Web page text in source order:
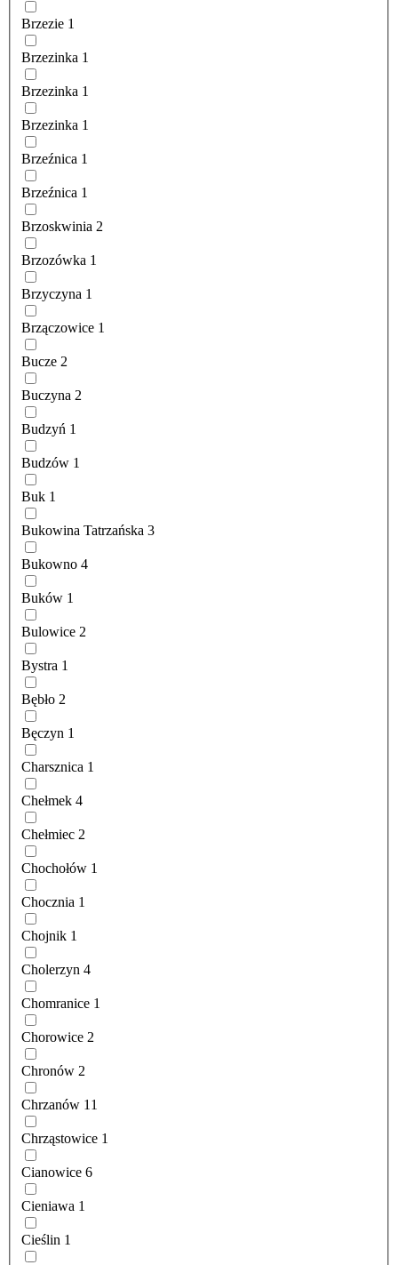
Brzezie 1
Brzezinka 1
Brzezinka 1
Brzezinka 1
Brzeźnica 1
Brzeźnica 1
Brzoskwinia 2
Brzozówka 1
Brzyczyna 1
Brzączowice 1
Bucze 2
Buczyna 2
Budzyń 1
Budzów 1
Buk 1
Bukowina Tatrzańska 3
Bukowno 4
Buków 1
Bulowice 2
Bystra 1
Bębło 2
Bęczyn 1
Charsznica 1
Chełmek 4
Chełmiec 2
Chochołów 1
Chocznia 1
Chojnik 1
Cholerzyn 4
Chomranice 1
Chorowice 2
Chronów 2
Chrzanów 11
Chrząstowice 1
Cianowice 6
Cieniawa 1
Cieślin 1